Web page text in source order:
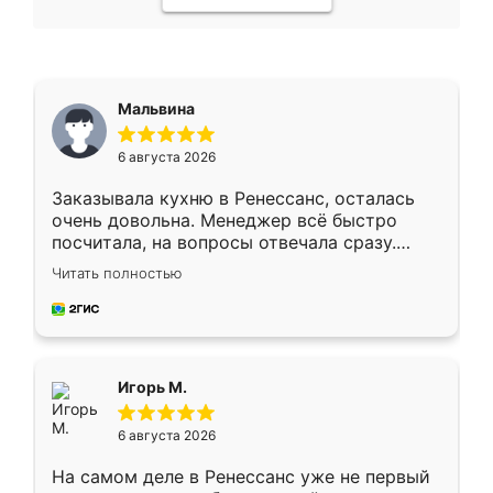
Мальвина
6 августа 2026
Заказывала кухню в Ренессанс, осталась
очень довольна. Менеджер всё быстро
посчитала, на вопросы отвечала сразу.
Замерщик приехал в субботу, подошёл к
делу со всей ответственностью. Собрали
за день, ребята работали аккуратно, даже
Читать полностью
Игорь М.
6 августа 2026
На самом деле в Ренессанс уже не первый